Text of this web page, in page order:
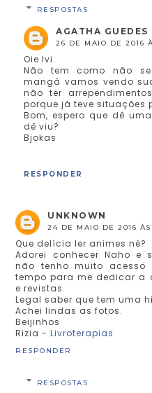
RESPOSTAS
AGATHA GUEDES
26 DE MAIO DE 2016
Oie Ivi.
Não tem como não
mangá vamos vendo
não ter
porque já teve situações
Bom, espero que dê
dê viu?
Bjokas
RESPONDER
UNKNOWN
24 DE MAIO DE 2016 ÀS
Que delícia ler animes né?
Adorei conhecer Naho e
não tenho muito
tempo para me dedicar a
e revistas.
Legal saber que tem uma
Achei lindas as fotos.
Beijinhos
Rizia -Livroterapias
RESPONDER
RESPOSTAS